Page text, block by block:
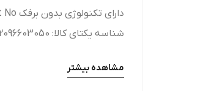
دارای تکنولوژی بدون برفک Frost No
شناسه یکتای کالا: 2902096603050
مشاهده بیشتر